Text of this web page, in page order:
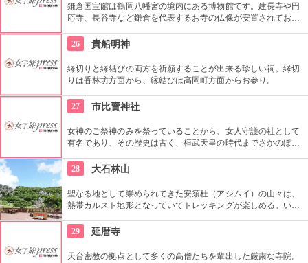
鎌倉国宝館は鶴岡八幡宮の境内にある博物館です。建長寺や円
応寺、長谷寺など鎌倉を代表するお寺の仏像が安置されてお
かコミカルで愛らしい造形が多いので、ついつい見入ってしま
います。
26 貴船明神
縁切りと縁結びの両方を祈願することが出来る珍しい祠。縁切
りは香林坊方面から、縁結びは高岡町方面からお参り。
27 市比賣神社
女神のご祭神のみを祭っていることから、女人守護の社として
有名であり、その歴史は古く、桓武天皇の時代までさかのぼ
い。
28 大石林山
聖なる地として崇められてきた安須杜（アシムイ）の山々は、
熱帯カルスト地形となっていてトレッキングが楽しめる。いろ
フレッシュとパワーチャージに最適。
29 延暦寺
天台密教の拠点として多くの高僧たちを輩出した厳粛な寺院。